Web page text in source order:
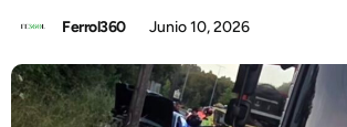
Ferrol360 Junio 10, 2026